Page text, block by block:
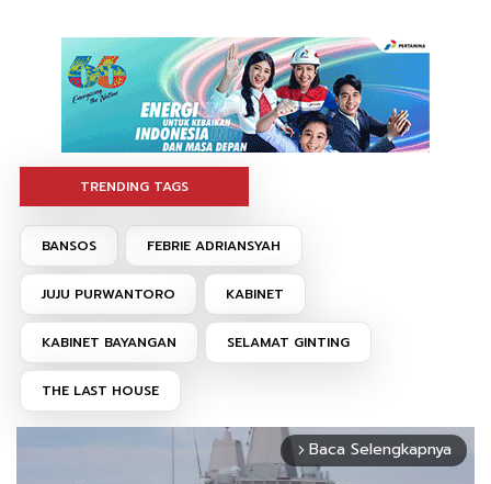
TRENDING TAGS
BANSOS FEBRIE ADRIANSYAH
JUJU PURWANTORO KABINET
KABINET BAYANGAN SELAMAT GINTING
THE LAST HOUSE
arrow_forward_ios Baca Selengkapnya